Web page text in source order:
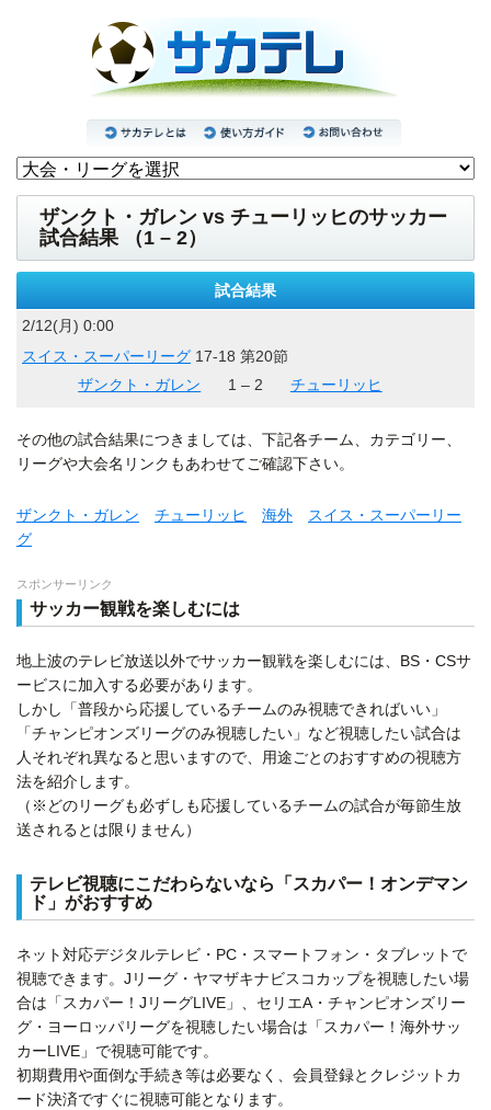
ザンクト・ガレン vs チューリッヒのサッカー
試合結果 （1 – 2）
試合結果
2/12(月) 0:00
スイス・スーパーリーグ 17-18 第20節
ザンクト・ガレン
1 – 2 チューリッヒ
その他の試合結果につきましては、下記各チーム、カテゴリー、
リーグや大会名リンクもあわせてご確認下さい。
ザンクト・ガレン チューリッヒ 海外
スイス・スーパーリー
グ
スポンサーリンク
サッカー観戦を楽しむには
地上波のテレビ放送以外でサッカー観戦を楽しむには、BS・CSサ
ービスに加入する必要があります。
しかし「普段から応援しているチームのみ視聴できればいい」
「チャンピオンズリーグのみ視聴したい」など視聴したい試合は
人それぞれ異なると思いますので、用途ごとのおすすめの視聴方
法を紹介します。
（※どのリーグも必ずしも応援しているチームの試合が毎節生放
送されるとは限りません）
テレビ視聴にこだわらないなら「スカパー！オンデマン
ド」がおすすめ
ネット対応デジタルテレビ・PC・スマートフォン・タブレットで
視聴できます。Jリーグ・ヤマザキナビスコカップを視聴したい場
合は「スカパー！JリーグLIVE」、セリエA・チャンピオンズリー
グ・ヨーロッパリーグを視聴したい場合は「スカパー！海外サッ
カーLIVE」で視聴可能です。
初期費用や面倒な手続き等は必要なく、会員登録とクレジットカ
ード決済ですぐに視聴可能となります。